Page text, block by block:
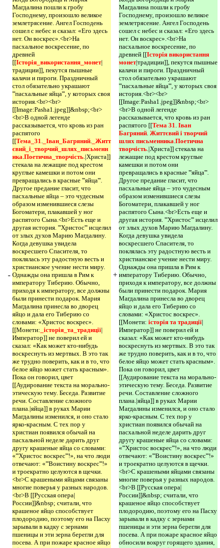
-
Магдалина пошли к гробу
Господнему, произошло великое
землетрясение. Ангел Господень
сошел с небес и сказал: «Его здесь
нет. Он воскрес».<br>На
пасхальное воскресение, по
древней
[[Історія_використання_монет|
традиции]], пекутся пышные
калачи и пироги. Праздничный
стол обязательно украшают
'''пасхальные яйца''', у которых своя
история.<br><br>
[[Image:Pasha1.jpeg]]&nbsp;<br>
<br>В одной легенде
рассказывается, что кровь из ран
распятого
[[Тема_31. _Іван_Багряний. _Житт
євий_і_творчий_шлях_письменн
ика.Поетична_творчість.|Христа]]
стекала на лежащие под крестом
круглые камешки и потом они
превращались в красные '''яйца'''.
Другое предание гласит, что
пасхальные яйца – это чудесным
образом изменившиеся слезы
Богоматери, плакавшей у ног
распятого Сына.<br>Есть еще и
другая история. '''Христос''' исцелил
от злых духов Марию Магдалину.
Когда девушка увидела
воскресшего Спасителя, то
поклялась эту радостную весть и
христианское учение нести миру.
Однажды она пришла в Рим к
императору Тиберию. Обычно,
приходя к императору, все должны
были принести подарок. Мария
Магдалина принесла во дворец
яйцо и дала его Тиберию со
словами: «Христос воскрес».
[[Монети: _історія_та_традиції|
Император]] не поверил ей и
сказал: «Как может кто-нибудь
воскреснуть из мертвых. В это так
же трудно поверить, как и в то, что
белое яйцо может стать красным».
Пока он говорил, цвет
[[Аудирование текста на морально-
этическую тему. Беседа. Развитие
речи. Составление сложного
плана.|яйца]] в руках Марии
Магдалины изменился, и оно стало
ярко-красным. С тех пор у
христиан появился обычай на
пасхальной неделе дарить друг
другу крашеные яйца со словами:
«'''Христос воскрес'''!», на что люди
отвечают: «'''Воистину воскрес'''!»
и троекратно целуются в щечки.
<br>С крашеными яйцами связаны
многие поверья у разных народов.
<br>В [[Русская опера|
России]]&nbsp; считали, что
крашеное яйцо способствует
плодородию, поэтому его на Пасху
зарывали в кадку с зернами
пшеницы и эти зерна берегли для
посева. А при пожаре красное яйцо
+
Магдалина пошли к гробу
Господнему, произошло великое
землетрясение. Ангел Господень
сошел с небес и сказал: «Его здесь
нет. Он воскрес».<br>На
пасхальное воскресение, по
древней [[Історія використання
монет|традиции]], пекутся пышные
калачи и пироги. Праздничный
стол обязательно украшают
'''пасхальные яйца''', у которых своя
история.<br><br>
[[Image:Pasha1.jpeg]]&nbsp;<br>
<br>В одной легенде
рассказывается, что кровь из ран
распятого [[Тема 31. Іван
Багряний. Життєвий і творчий
шлях письменника.Поетична
творчість.|Христа]] стекала на
лежащие под крестом круглые
камешки и потом они
превращались в красные '''яйца'''.
Другое предание гласит, что
пасхальные яйца – это чудесным
образом изменившиеся слезы
Богоматери, плакавшей у ног
распятого Сына.<br>Есть еще и
другая история. '''Христос''' исцелил
от злых духов Марию Магдалину.
Когда девушка увидела
воскресшего Спасителя, то
поклялась эту радостную весть и
христианское учение нести миру.
Однажды она пришла в Рим к
императору Тиберию. Обычно,
приходя к императору, все должны
были принести подарок. Мария
Магдалина принесла во дворец
яйцо и дала его Тиберию со
словами: «Христос воскрес».
[[Монети: історія та традиції|
Император]] не поверил ей и
сказал: «Как может кто-нибудь
воскреснуть из мертвых. В это так
же трудно поверить, как и в то, что
белое яйцо может стать красным».
Пока он говорил, цвет
[[Аудирование текста на морально-
этическую тему. Беседа. Развитие
речи. Составление сложного
плана.|яйца]] в руках Марии
Магдалины изменился, и оно стало
ярко-красным. С тех пор у
христиан появился обычай на
пасхальной неделе дарить друг
другу крашеные яйца со словами:
«'''Христос воскрес'''!», на что люди
отвечают: «'''Воистину воскрес'''!»
и троекратно целуются в щечки.
<br>С крашеными яйцами связаны
многие поверья у разных народов.
<br>В [[Русская опера|
России]]&nbsp; считали, что
крашеное яйцо способствует
плодородию, поэтому его на Пасху
зарывали в кадку с зернами
пшеницы и эти зерна берегли для
посева. А при пожаре красное яйцо
обносили вокруг горящего здания,